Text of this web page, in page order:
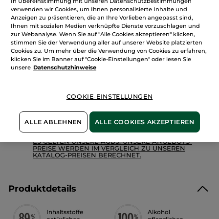
Matin
Blanc
–
Eau
de
Parfum
100
Menge
IN DEN WARENKORB
Freie Versandkosten ab 20€
Preisangaben inkl. MwSt. und zzgl. Versandkosten in
Höhe von 3,99 €.
ES GELTEN UNSERE AGBS. UNSERE ANGEBOTS-
PREISE WERDEN IM VERGLEICH ZU UNSEREN
KATALOG-PREISEN BERECHNET.
Produktdetails
Inhaltsstoffe
Alkohol
verwenden wir Cookies, um Ihnen personalisierte Inhalte und
Anzeigen zu präsentieren, die an Ihre Vorlieben angepasst sind,
Ihnen mit sozialen Medien verknüpfte Dienste vorzuschlagen und
zur Webanalyse. Wenn Sie auf "Alle Cookies akzeptieren" klicken,
stimmen Sie der Verwendung aller auf unserer Website platzierten
Cookies zu. Um mehr über die Verwendung von Cookies zu erfahren,
klicken Sie im Banner auf "Cookie-Einstellungen" oder lesen Sie
unsere Datenschutzhinweise
COOKIE-EINSTELLUNGEN
ALLE ABLEHNEN ALLE COOKIES AKZEPTIEREN